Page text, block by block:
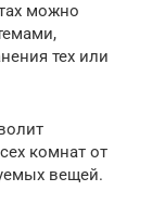
можно
тех или
комнат от
вещей.